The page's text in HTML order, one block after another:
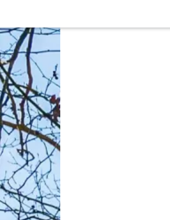
Overslaan en naar de inhoud gaan